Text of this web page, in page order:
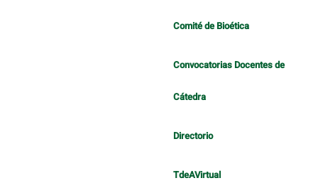
Comité de Bioética
Convocatorias Docentes de
Cátedra
Directorio
TdeAVirtual